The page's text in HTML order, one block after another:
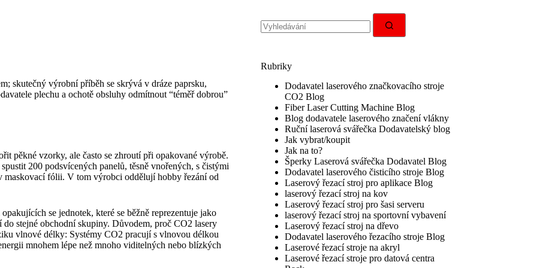
skutečný výrobní příběh se skrývá v dráze paprsku,
plechu a ochotě obsluhy odmítnout “téměř dobrou”
pěkné vzorky, ale často se zhroutí při opakované výrobě.
200 podsvícených panelů, těsně vnořených, s čistými
maskovací fólii. V tom výrobci oddělují hobby řezání od
se jednotek, které se běžně reprezentuje jako
stejné obchodní skupiny. Důvodem, proč CO2 lasery
vlnové délky: Systémy CO2 pracují s vlnovou délkou
mnohem lépe než mnoho viditelných nebo blízkých
无
结
Rubriky
Dodavatel laserového značkovacího stroje
CO2 Blog
Fiber Laser Cutting Machine Blog
Blog dodavatele laserového značení vlákny
Ruční laserová svářečka Dodavatelský blog
Jak vybrat/koupit
Jak na to?
Šperky Laserová svářečka Dodavatel Blog
Dodavatel laserového čisticího stroje Blog
Laserový řezací stroj pro aplikace Blog
laserový řezací stroj na kov
Laserový řezací stroj pro šasi serveru
laserový řezací stroj na sportovní vybavení
Laserový řezací stroj na dřevo
Dodavatel laserového řezacího stroje Blog
Laserové řezací stroje na akryl
Laserové řezací stroje pro datová centra